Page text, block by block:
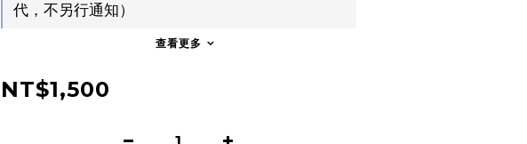
代，不另行通知）
查看更多
NT$1,500